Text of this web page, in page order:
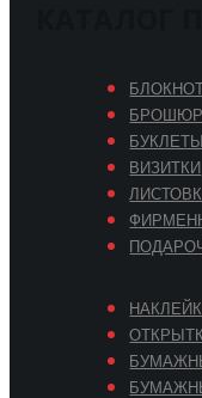
БУКЛЕТЫ
ВИЗИТКИ